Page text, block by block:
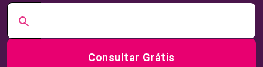
Consultar Grátis